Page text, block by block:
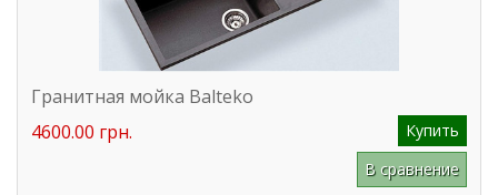
Гранитная мойка Balteko
4600.00 грн.
Купить
В сравнение